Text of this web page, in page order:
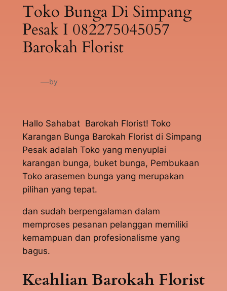
Toko Bunga Di Simpang
Pesak I 082275045057
Barokah Florist
—by
Hallo Sahabat Barokah Florist! Toko
Karangan Bunga Barokah Florist di Simpang
Pesak adalah Toko yang menyuplai
karangan bunga, buket bunga, Pembukaan
Toko arasemen bunga yang merupakan
pilihan yang tepat.
dan sudah berpengalaman dalam
memproses pesanan pelanggan memiliki
kemampuan dan profesionalisme yang
bagus.
Keahlian Barokah Florist